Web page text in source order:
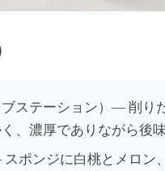
ブステーション）— 削り
、濃厚でありながら後味
ポンジに白桃とメロン